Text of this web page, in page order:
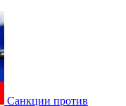
Санкции против